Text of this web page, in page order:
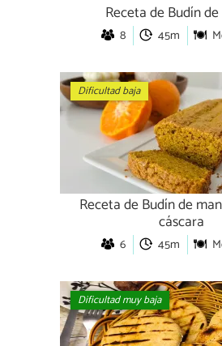
Receta de Budín
8 45m
Dificultad baja
Receta de Budín de
cáscara
6 45m
Dificultad muy baja